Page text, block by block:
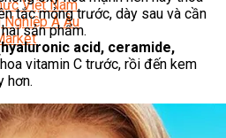
Việt Nam
Á Âu
trong giỏ hàng.
tắc mỏng trước, dày sau và cần
sản phẩm.
acid, ceramide,
vitamin C trước, rồi đến kem
hơn.